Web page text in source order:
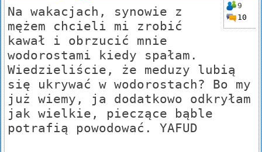
9
10
Na wakacjach, synowie z
mężem chcieli mi zrobić
kawał i obrzucić mnie
wodorostami kiedy spałam.
Wiedzieliście, że meduzy lubią
się ukrywać w wodorostach? Bo my
już wiemy, ja dodatkowo odkryłam
jak wielkie, pieczące bąble
potrafią powodować. YAFUD